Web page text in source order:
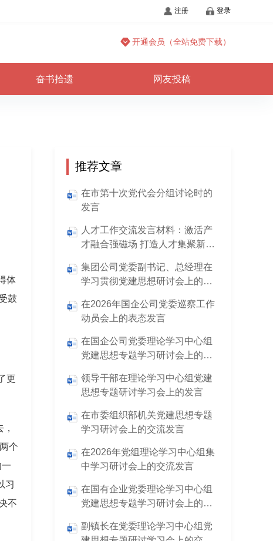
注册 登录
开通会员（全站免费下载）
奋书拾遗 网友投稿
体
鼓
更
个
习
不
推荐文章
在市第十次党代会分组讨论时的
发言
人才工作交流发言材料：激活产
才融合强磁场 打造人才集聚新高
集团公司党委副书记、总经理在
学习贯彻党建思想研讨会上的发
在2026年国企公司党委巡察工作
动员会上的表态发言
在国企公司党委理论学习中心组
党建思想专题学习研讨会上的交
领导干部在理论学习中心组党建
思想专题研讨学习会上的发言
在市委组织部机关党建思想专题
学习研讨会上的交流发言
在2026年党组理论学习中心组集
中学习研讨会上的交流发言
在国有企业党委理论学习中心组
党建思想专题学习研讨会上的交
副镇长在党委理论学习中心组党